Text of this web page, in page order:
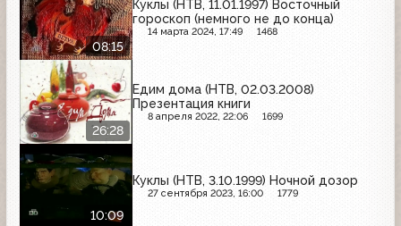
08:15
Куклы (НТВ, 11.01.1997) Восточный
гороскоп (немного не до конца)
14 марта 2024, 17:49 1468
26:28
Едим дома (НТВ, 02.03.2008)
Презентация книги
8 апреля 2022, 22:06 1699
10:09
Куклы (НТВ, 3.10.1999) Ночной дозор
27 сентября 2023, 16:00 1779